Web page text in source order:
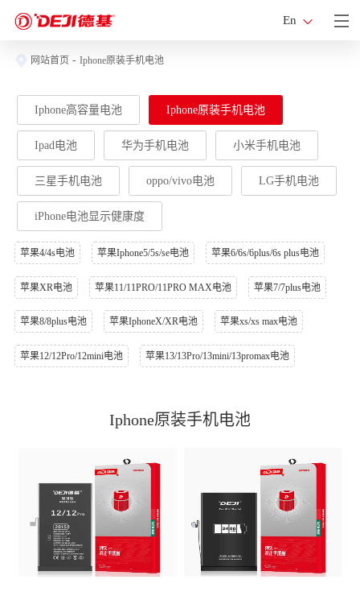
En
网站首页- Iphone原装手机电池
Iphone高容量电池 Iphone原装手机电池
Ipad电池 华为手机电池 小米手机电池
三星手机电池 oppo/vivo电池 LG手机电池
iPhone电池显示健康度
苹果4/4s电池 苹果Iphone5/5s/se电池 苹果6/6s/6plus/6s plus电池
苹果XR电池 苹果11/11PRO/11PRO MAX电池 苹果7/7plus电池
苹果8/8plus电池 苹果IphoneX/XR电池 苹果xs/xs max电池
苹果12/12Pro/12mini电池 苹果13/13Pro/13mini/13promax电池
Iphone原装手机电池